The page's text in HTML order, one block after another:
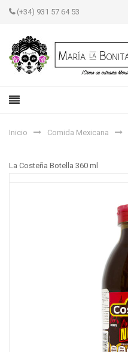
(+34) 931 57 64 53
Inicio Comida Mexicana
La Costeña Botella 360 ml